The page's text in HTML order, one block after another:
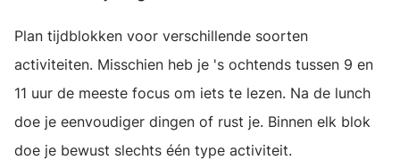
Plan tijdblokken voor verschillende soorten
activiteiten. Misschien heb je 's ochtends tussen 9 en
11 uur de meeste focus om iets te lezen. Na de lunch
doe je eenvoudiger dingen of rust je. Binnen elk blok
doe je bewust slechts één type activiteit.